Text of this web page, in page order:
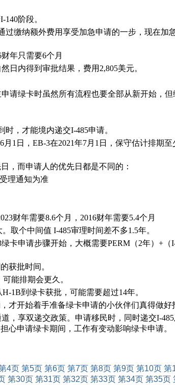
阶段。
缴纳额外费用享受加急申请的一步，现在加
年只需要6个月
日内得到审批结果，费用2,805美元。
请绿卡时虽然所有流程也要全部从新开始，
，才能境内递交I-485申请。
1日，EB-3在2021年7月1日，保守估计排期
，而申请人的优先日都是不同的：
理通知为准
财年需要8.6个月，2016财年需要5.4个月
取个中间值 I-485审理时间差不多1.5年。
申请步骤开始，大概需要PERM（2年）+
获批时间。
能排期会更久。
1B到绿卡获批，可能需要超过14年。
开始着手准备绿卡申请的小伙伴们真得做好
享双递交政策。申请移民时，同时递交I-
心申请绿卡期间，工作有变动影响绿卡申请。
4页 第5页 第6页 第7页 第8页 第9页 第10页 第
第30页 第31页 第32页 第33页 第34页 第35页